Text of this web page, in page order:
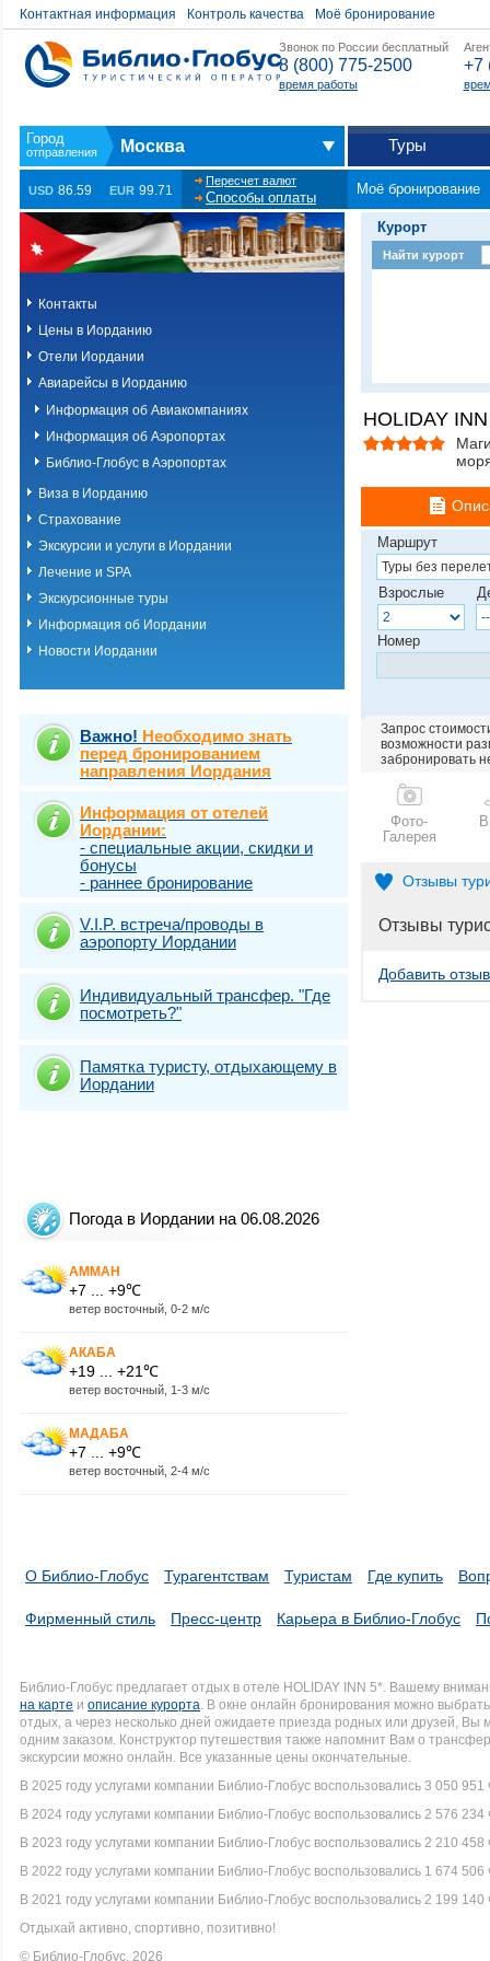
Контактная информация Контроль качества Моё бронирование
Звонок по России бесплатный
8 (800) 775-2500
время работы
+7
Москва Туры
USD 86.59 EUR 99.71
Пересчет валют
Способы оплаты
Моё бронирование
Контакты
Цены в Иорданию
Отели Иордании
Авиарейсы в Иорданию
Информация об Авиакомпаниях
Информация об Аэропортах
Библио-Глобус в Аэропортах
Виза в Иорданию
Страхование
Экскурсии и услуги в Иордании
Лечение и SPA
Экскурсионные туры
Информация об Иордании
Новости Иордании
Важно! Необходимо знать
перед бронированием
направления Иордания
Информация от отелей
Иордании:
- специальные акции, скидки и
бонусы
- раннее бронирование
V.I.P. встреча/проводы в
аэропорту Иордании
Индивидуальный трансфер. "Где
посмотреть?"
Памятка туристу, отдыхающему в
Иордании
Погода в Иордании на 06.08.2026
АММАН
+7 ... +9℃
ветер восточный, 0-2 м/с
АКАБА
+19 ... +21℃
ветер восточный, 1-3 м/с
МАДАБА
+7 ... +9℃
ветер восточный, 2-4 м/с
Курорт
Найти курорт
HOLIDAY
Маршрут
Взрослые
Номер
Запрос
возможности
забронировать
Фото-
Галерея
Отзывы
Отзывы
Добавить отзыв
О Библио-Глобус Турагентствам Туристам Где купить
Фирменный стиль Пресс-центр Карьера в Библио-Глобус
Библио-Глобус предлагает отдых в отеле HOLIDAY INN 5*. Вашему
на карте и описание курорта. В окне онлайн бронирования можно
отдых, а через несколько дней ожидаете приезда родных или друзей, Вы
одним заказом. Конструктор путешествия также напомнит Вам о
экскурсии можно онлайн. Все указанные цены окончательные.
В 2025 году услугами компании Библио-Глобус воспользовались 3 050 951
В 2024 году услугами компании Библио-Глобус воспользовались 2 576 234
В 2023 году услугами компании Библио-Глобус воспользовались 2 210 458
В 2022 году услугами компании Библио-Глобус воспользовались 1 674 506
В 2021 году услугами компании Библио-Глобус воспользовались 2 199 140
Отдыхай активно, спортивно, позитивно!
© Библио-Глобус, 2026